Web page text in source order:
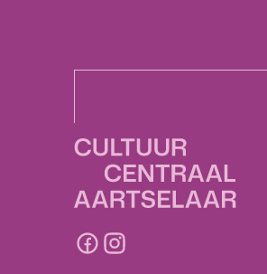
Volg ons op
Facebook
Instagram